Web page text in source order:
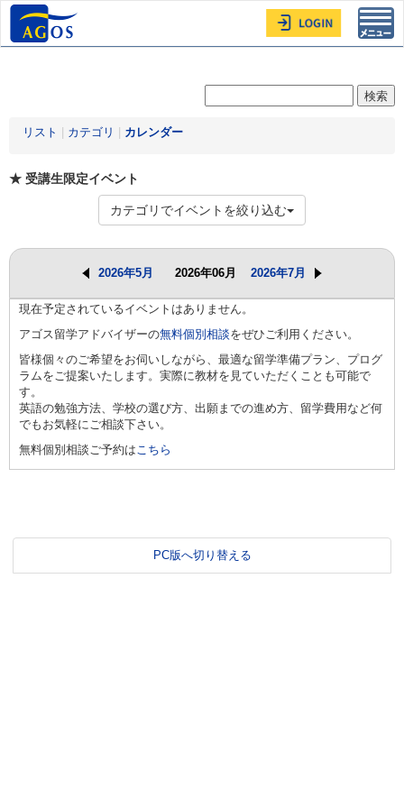
リスト カテゴリ カレンダー
★ 受講生限定イベント
カテゴリでイベントを絞り込む
2026年5月 2026年06月 2026年7月
現在予定されているイベントはありません。
アゴス留学アドバイザーの無料個別相談をぜひご利用ください。
皆様個々のご希望をお伺いしながら、最適な留学準備プラン、プログ
ラムをご提案いたします。実際に教材を見ていただくことも可能で
す。
英語の勉強方法、学校の選び方、出願までの進め方、留学費用など何
でもお気軽にご相談下さい。
無料個別相談ご予約はこちら
PC版へ切り替える